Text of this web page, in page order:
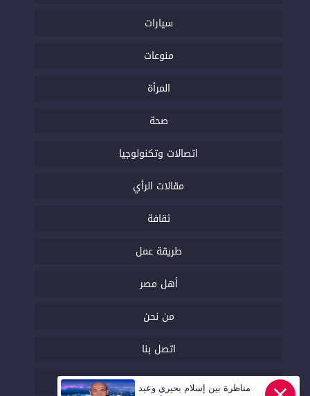
سيارات
منوعات
المرأة
صحة
اتصالات وتكنولوجيا
مقالات الرأي
ثقافة
طريقة عمل
أهل مصر
من نحن
اتصل بنا
السياسة التحريرية
مناظرة بين إسلام بحيري وعبد